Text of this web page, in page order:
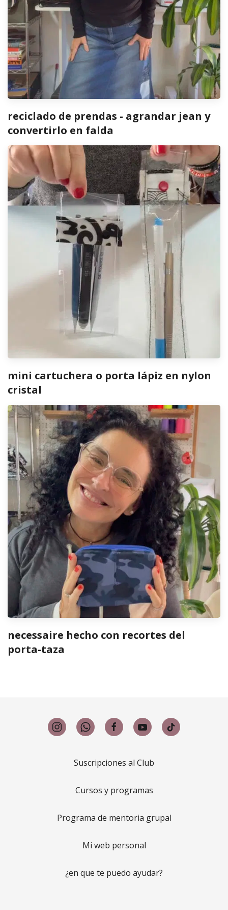
reciclado de prendas - agrandar jean y
convertirlo en falda
mini cartuchera o porta lápiz en nylon
cristal
necessaire hecho con recortes del
porta-taza
Suscripciones al Club
Cursos y programas
Programa de mentoria grupal
Mi web personal
¿en que te puedo ayudar?